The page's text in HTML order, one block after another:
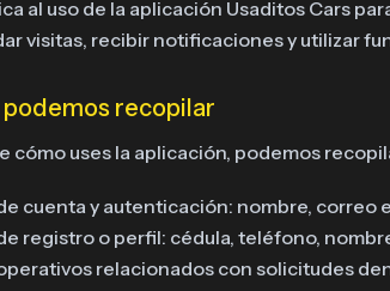
al uso de la aplicación Usaditos Cars
visitas, recibir notificaciones y utilizar
recopilar
cómo uses la aplicación, podemos
cuenta y autenticación: nombre, correo
registro o perfil: cédula, teléfono,
relacionados con solicitudes